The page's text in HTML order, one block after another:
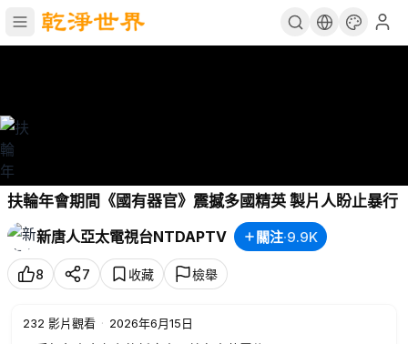
扶輪年會期間《國有器官》震撼多國精英 製片人盼止暴行
新唐人亞太電視台NTDAPTV
關注·9.9K
8 7 收藏 檢舉
232 影片觀看 · 2026年6月15日